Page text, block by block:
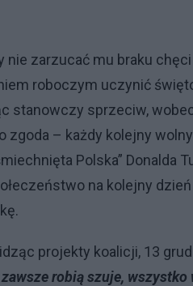
nie zarzucać mu braku
roboczym uczynić
stanowczy sprzeciw,
zgoda – każdy kolejny
Polska” Donalda
na kolejny
projekty koalicji, 13
zawsze robią szuje,